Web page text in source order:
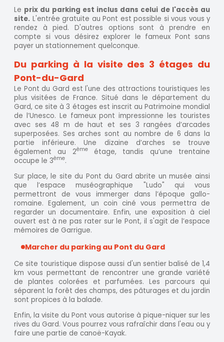
Le prix du parking est inclus dans celui de l'accès au
site. L'entrée gratuite au Pont est possible si vous vous y
rendez à pied. D'autres options sont à prendre en
compte si vous désirez explorer le fameux Pont sans
payer un stationnement quelconque.
Du parking à la visite des 3 étages du
Pont-du-Gard
Le Pont du Gard est l'une des attractions touristiques les
plus visitées de France. Situé dans le département du
Gard, ce site à 3 étages est inscrit au Patrimoine mondial
de l’Unesco. Le fameux pont impressionne les touristes
avec ses 48 m de haut et ses 3 rangées d’arcades
superposées. Ses arches sont au nombre de 6 dans la
partie inférieure. Une dizaine d’arches se trouve
également au 2èmeétage, tandis qu’une trentaine
occupe le 3ème.
Sur place, le site du Pont du Gard abrite un musée ainsi
que l’espace muséographique "Ludo" qui vous
permettront de vous immerger dans l’époque gallo-
romaine. Egalement, un coin ciné vous permettra de
regarder un documentaire. Enfin, une exposition à ciel
ouvert est à ne pas rater sur le Pont, il s'agit de l’espace
mémoires de Garrigue.
Marcher du parking au Pont du Gard
Ce site touristique dispose aussi d'un sentier balisé de 1,4
km vous permettant de rencontrer une grande variété
de plantes colorées et parfumées. Les parcours qui
séparent la forêt des champs, des pâturages et du jardin
sont propices à la balade.
Enfin, la visite du Pont vous autorise à pique-niquer sur les
rives du Gard. Vous pourrez vous rafraîchir dans l'eau ou y
faire une partie de canoë-Kayak.